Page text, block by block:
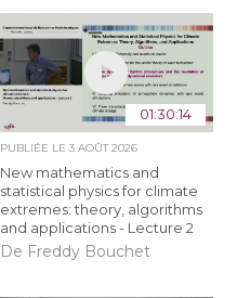
01:30:14
PUBLIÉE LE 3 AOÛT 2026
New mathematics and
statistical physics for climate
extremes: theory, algorithms
and applications - Lecture 2
De Freddy Bouchet